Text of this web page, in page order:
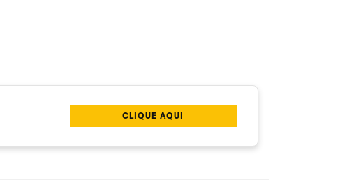
CLIQUE AQUI